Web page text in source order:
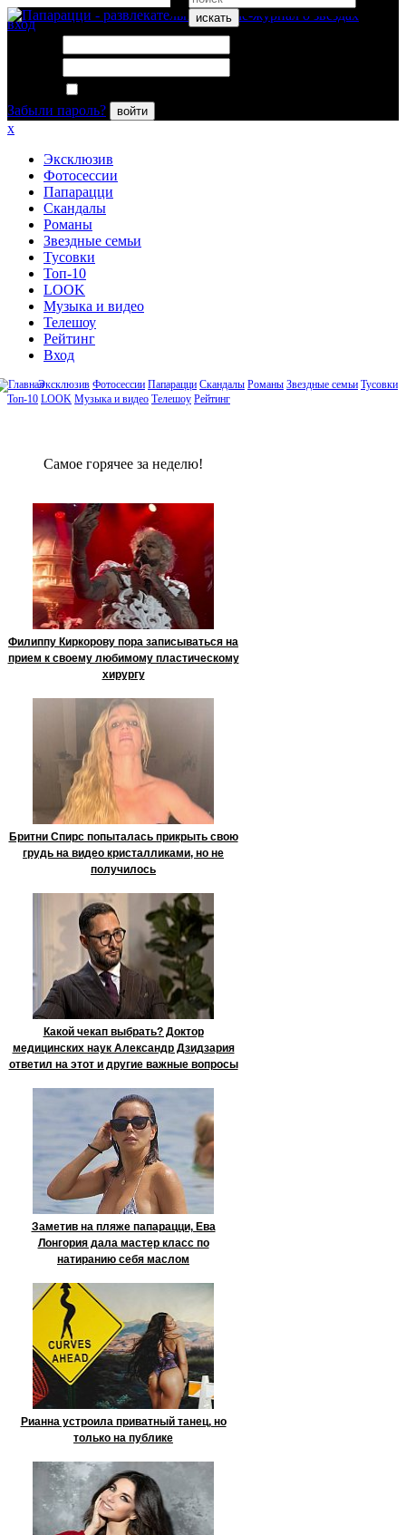
искать
вход
Забыли пароль?
войти
x
Эксклюзив
Фотосессии
Папарацци
Скандалы
Романы
Звездные семьи
Тусовки
Топ-10
LOOK
Музыка и видео
Телешоу
Рейтинг
Вход
Эксклюзив Фотосессии Папарацци Скандалы Романы Звездные семьи Тусовки
Топ-10 LOOK Музыка и видео Телешоу Рейтинг
Сaмое гoрячее за неделю!
Филиппу Киркорову пора записываться на
прием к своему любимому пластическому
хирургу
Бритни Спирс попыталась прикрыть свою
грудь на видео кристалликами, но не
получилось
Какой чекап выбрать? Доктор
медицинских наук Александр Дзидзария
ответил на этот и другие важные вопросы
Заметив на пляже папарацци, Ева
Лонгория дала мастер класс по
натиранию себя маслом
Рианна устроила приватный танец, но
только на публике